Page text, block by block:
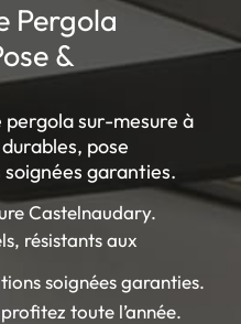
Pergola
&
sur-mesure à
pose
garanties.
Castelnaudary.
résistants aux
soignées garanties.
toute l’année.